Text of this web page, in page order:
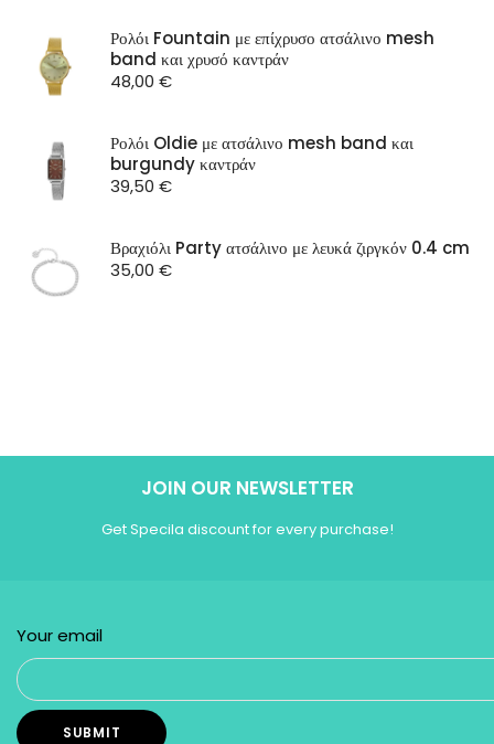
Ρολόι Fountain με επίχρυσο ατσάλινο mesh
band και χρυσό καντράν
48,00 €
Ρολόι Oldie με ατσάλινο mesh band και
burgundy καντράν
39,50 €
Βραχιόλι Party ατσάλινο με λευκά ζιργκόν 0.4 cm
35,00 €
JOIN OUR NEWSLETTER
Get Specila discount for every purchase!
Your email